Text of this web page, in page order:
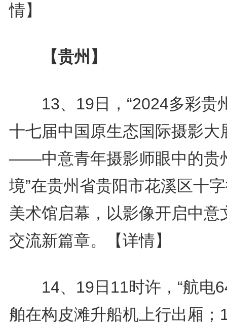
情】
【贵州】
13、19日，“2024多彩贵
十七届中国原生态国际摄影大
——中意青年摄影师眼中的贵
境”在贵州省贵阳市花溪区十
美术馆启幕，以影像开启中意
交流新篇章。
【详情】
14、19日11时许，“航电
舶在构皮滩升船机上行出厢；